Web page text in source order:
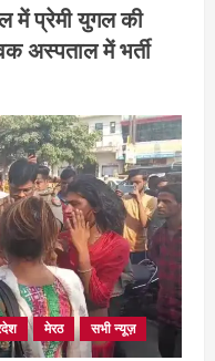
में प्रेमी युगल की
अस्पताल में भर्ती
मेरठ सभी न्यूज़